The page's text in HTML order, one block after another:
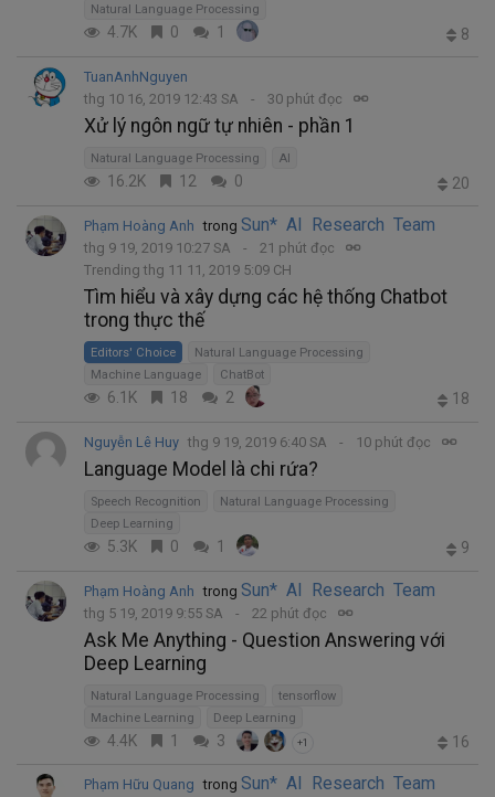
Natural Language Processing
4.7K 0 1 8
TuanAnhNguyen
thg 10 16, 2019 12:43 SA
30 phút đọc
Xử lý ngôn ngữ tự nhiên - phần 1
Natural Language Processing AI
16.2K 12 0 20
Phạm Hoàng Anh trong Sun* AI Research Team
thg 9 19, 2019 10:27 SA
21 phút đọc
Trending thg 11 11, 2019 5:09 CH
Tìm hiểu và xây dựng các hệ thống Chatbot
trong thực thế
Editors' Choice
Natural Language Processing
Machine Language
ChatBot
6.1K 18 2 18
Nguyễn Lê Huy thg 9 19, 2019 6:40 SA 10 phút đọc
Language Model là chi rứa?
Speech Recognition
Natural Language Processing
Deep Learning
5.3K 0 1 9
Phạm Hoàng Anh trong Sun* AI Research Team
thg 5 19, 2019 9:55 SA 22 phút đọc
Ask Me Anything - Question Answering với
Deep Learning
Natural Language Processing
tensorflow
Machine Learning
Deep Learning
4.4K 1 3 +1 16
Phạm Hữu Quang trong Sun* AI Research Team